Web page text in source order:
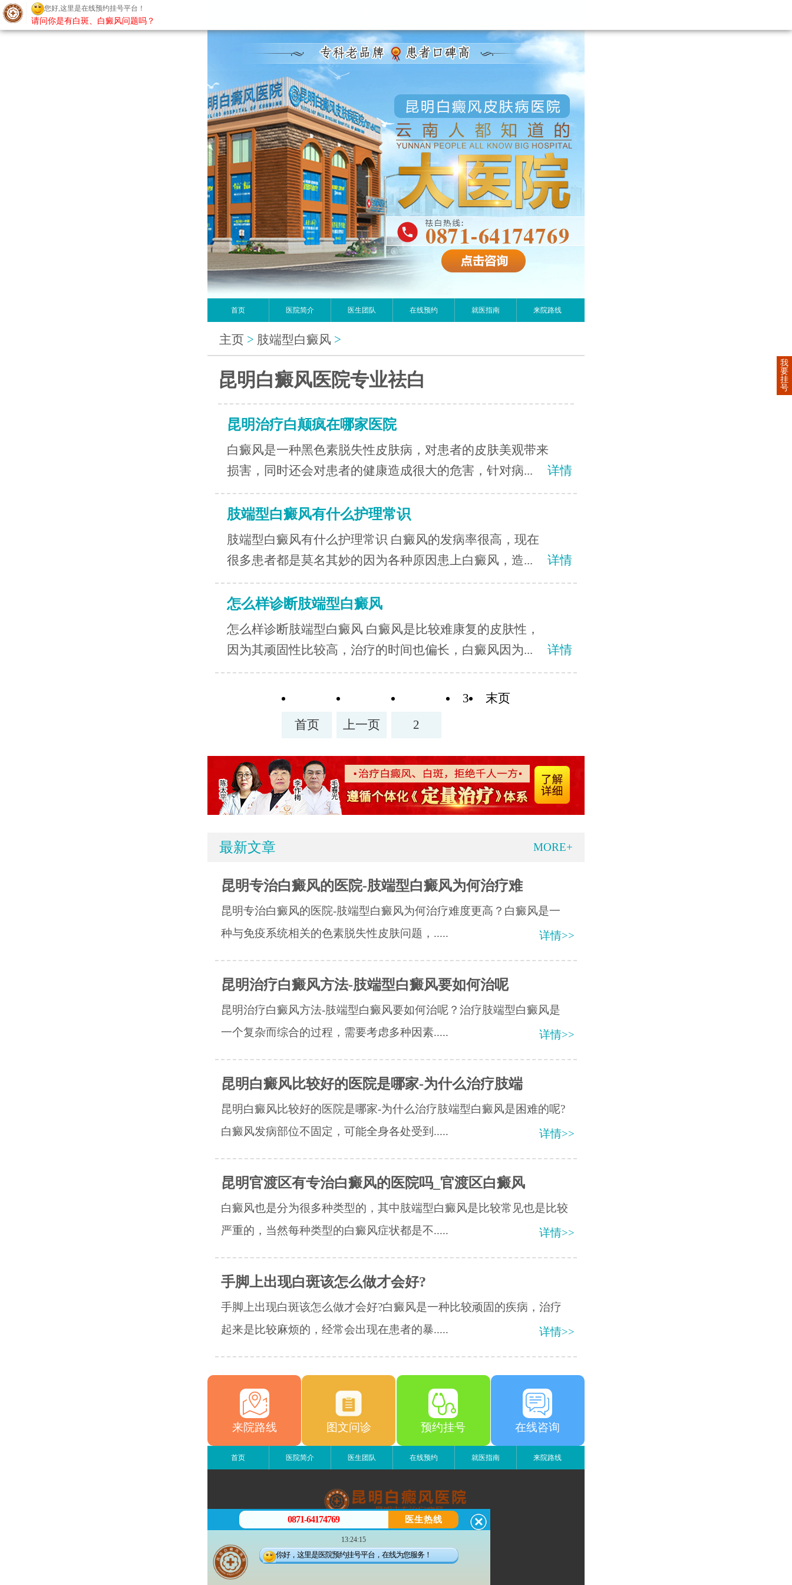
首页 医院简介 医生团队 在线预约 就医指南 来院路线
主页 > 肢端型白癜风 >
昆明白癜风医院专业祛白
昆明治疗白颠疯在哪家医院
白癜风是一种黑色素脱失性皮肤病，对患者的皮肤美观带来
损害，同时还会对患者的健康造成很大的危害，针对病...
详情
肢端型白癜风有什么护理常识
肢端型白癜风有什么护理常识 白癜风的发病率很高，现在
很多患者都是莫名其妙的因为各种原因患上白癜风，造...
详情
怎么样诊断肢端型白癜风
怎么样诊断肢端型白癜风 白癜风是比较难康复的皮肤性，
因为其顽固性比较高，治疗的时间也偏长，白癜风因为...
详情
首页 上一页 2
3 末页
最新文章 MORE+
昆明专治白癜风的医院-肢端型白癜风为何治疗难
昆明专治白癜风的医院-肢端型白癜风为何治疗难度更高？白癜风是一
种与免疫系统相关的色素脱失性皮肤问题，.....
详情>>
昆明治疗白癜风方法-肢端型白癜风要如何治呢
昆明治疗白癜风方法-肢端型白癜风要如何治呢？治疗肢端型白癜风是
一个复杂而综合的过程，需要考虑多种因素.....
详情>>
昆明白癜风比较好的医院是哪家-为什么治疗肢端
昆明白癜风比较好的医院是哪家-为什么治疗肢端型白癜风是困难的呢?
白癜风发病部位不固定，可能全身各处受到.....
详情>>
昆明官渡区有专治白癜风的医院吗_官渡区白癜风
白癜风也是分为很多种类型的，其中肢端型白癜风是比较常见也是比较
严重的，当然每种类型的白癜风症状都是不.....
详情>>
手脚上出现白斑该怎么做才会好?
手脚上出现白斑该怎么做才会好?白癜风是一种比较顽固的疾病，治疗
起来是比较麻烦的，经常会出现在患者的暴.....
详情>>
来院路线 图文问诊 预约挂号 在线咨询
首页 医院简介 医生团队 在线预约 就医指南 来院路线
昆明白癜风医院
昆明市五华区护国路2号
版权所有：昆明白癜风医院
联系电话：0871-64174769
0871-64174769 医生热线
13:24:15
你好，这里是医院预约挂号平台，在线为您服务！
我
要
挂
号
您好,这里是在线预约挂号平台！
请问你是有白斑、白癜风问题吗？